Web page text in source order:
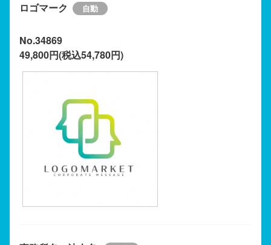
ロゴマーク
No.34869
49,800円(税込54,780円)